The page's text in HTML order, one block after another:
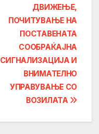
ДВИЖЕЊЕ,
ПОЧИТУВАЊЕ НА
ПОСТАВЕНАТА
СООБРАЌАЈНА
СИГНАЛИЗАЦИЈА И
ВНИМАТЕЛНО
УПРАВУВАЊЕ СО
ВОЗИЛАТА